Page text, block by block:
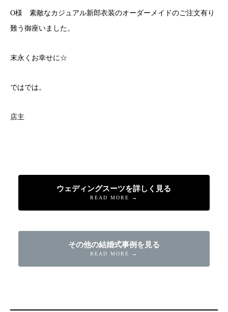
O様 素敵なカジュアル新郎衣装のオーダーメイドのご注文有り
難う御座いました。
末永くお幸せに☆
ではでは。
店主
ウェディングスーツを詳しく見る
READ MORE →
その他の結婚式事例を見る
READ MORE →